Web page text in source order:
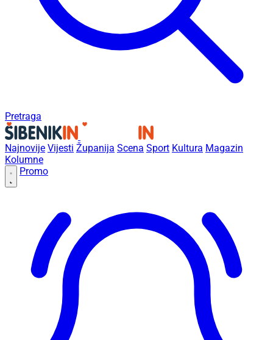
Pretraga
Najnovije Vijesti Županija Scena Sport Kultura Magazin
Kolumne
Promo